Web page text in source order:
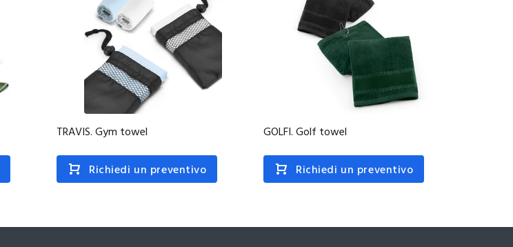
TRAVIS. Gym towel
Richiedi un preventivo
GOLFI. Golf towel
Richiedi un preventivo